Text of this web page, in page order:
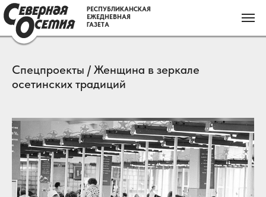
РЕСПУБЛИКАНСКАЯ
ЕЖЕДНЕВНАЯ
ГАЗЕТА
Спецпроекты / Женщина в зеркале
осетинских традиций